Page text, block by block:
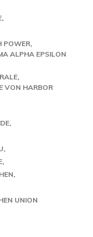
POWER
ALPHA EPSILON
VON HARBOR
UNION